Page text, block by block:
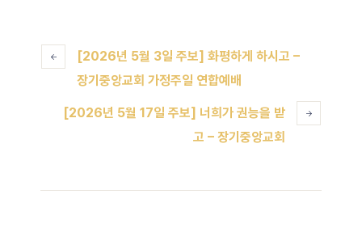
[2026년 5월 3일 주보] 화평하게 하시고 –
장기중앙교회 가정주일 연합예배
[2026년 5월 17일 주보] 너희가 권능을 받
고 – 장기중앙교회